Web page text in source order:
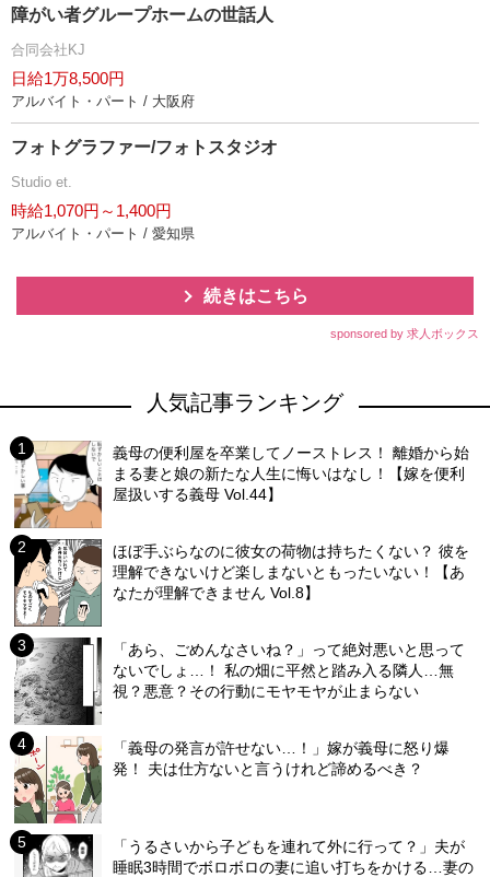
障がい者グループホームの世話人
合同会社KJ
日給1万8,500円
アルバイト・パート / 大阪府
フォトグラファー/フォトスタジオ
Studio et.
時給1,070円～1,400円
アルバイト・パート / 愛知県
続きはこちら
sponsored by 求人ボックス
人気記事ランキング
義母の便利屋を卒業してノーストレス！ 離婚から始
まる妻と娘の新たな人生に悔いはなし！【嫁を便利
屋扱いする義母 Vol.44】
ほぼ手ぶらなのに彼女の荷物は持ちたくない？ 彼を
理解できないけど楽しまないともったいない！【あ
なたが理解できません Vol.8】
「あら、ごめんなさいね？」って絶対悪いと思って
ないでしょ…！ 私の畑に平然と踏み入る隣人…無
視？悪意？その行動にモヤモヤが止まらない
「義母の発言が許せない…！」嫁が義母に怒り爆
発！ 夫は仕方ないと言うけれど諦めるべき？
「うるさいから子どもを連れて外に行って？」夫が
睡眠3時間でボロボロの妻に追い打ちをかける…妻の